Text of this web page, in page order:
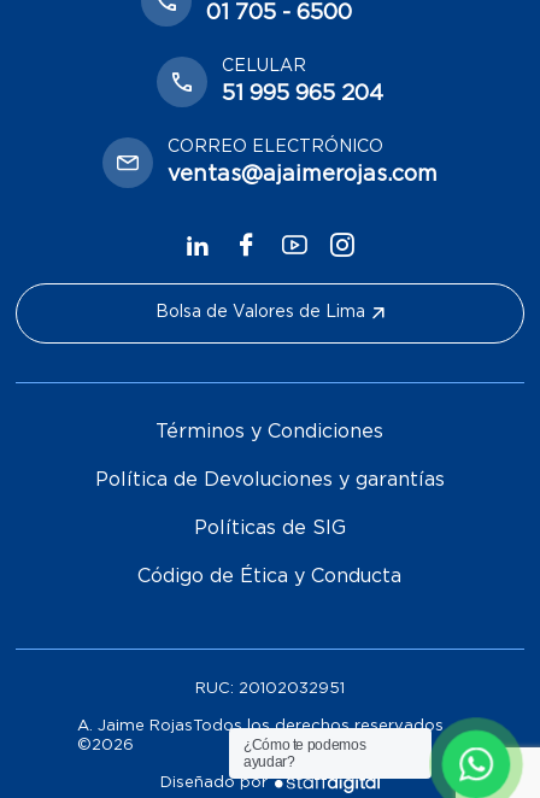
01 705 - 6500
CELULAR
51 995 965 204
CORREO ELECTRÓNICO
ventas@ajaimerojas.com
Bolsa de Valores de Lima
Términos y Condiciones
Política de Devoluciones y garantías
Políticas de SIG
Código de Ética y Conducta
RUC: 20102032951
A. Jaime RojasTodos los derechos reservados
©2026
Diseñado por
¿Cómo te podemos
ayudar?